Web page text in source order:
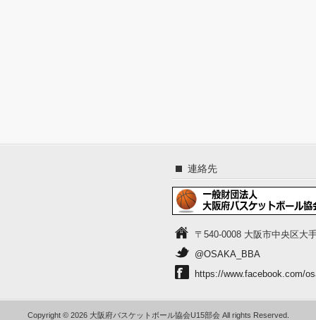
連絡先
〒540-0008 大阪市中央区大
@OSAKA_BBA
https://www.facebook.com/
Copyright © 2026 大阪府バスケットボール協会U15部会 All rights Reserved.